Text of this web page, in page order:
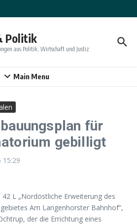
Politik
aus Politik, Wirtschaft und Justiz
Main Menu
für
gebilligt
15:29
L „Nordöstliche Erweiterung des
Am Langenhorster Bahnhof“,
der die Errichtung eines